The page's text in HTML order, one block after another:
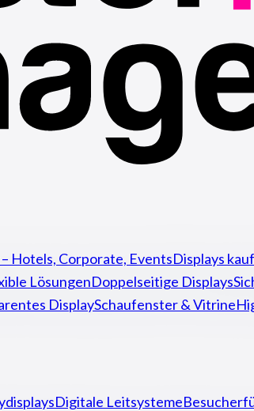
Hotels, Corporate, EventsDisplays
LösungenDoppelseitige Displays
DisplaySchaufenster & Vitrine
Digitale Leitsysteme